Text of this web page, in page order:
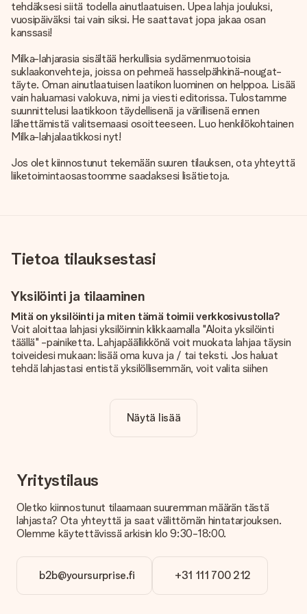
tehdäksesi siitä todella ainutlaatuisen. Upea lahja jouluksi,
vuosipäiväksi tai vain siksi. He saattavat jopa jakaa osan
kanssasi!
Milka-lahjarasia sisältää herkullisia sydämenmuotoisia
suklaakonvehteja, joissa on pehmeä hasselpähkinä-nougat-
täyte. Oman ainutlaatuisen laatikon luominen on helppoa. Lisää
vain haluamasi valokuva, nimi ja viesti editorissa. Tulostamme
suunnittelusi laatikkoon täydellisenä ja värillisenä ennen
lähettämistä valitsemaasi osoitteeseen. Luo henkilökohtainen
Milka-lahjalaatikkosi nyt!
Jos olet kiinnostunut tekemään suuren tilauksen, ota yhteyttä
liiketoimintaosastoomme saadaksesi lisätietoja.
Tietoa tilauksestasi
Yksilöinti ja tilaaminen
Mitä on yksilöinti ja miten tämä toimii verkkosivustolla?
Voit aloittaa lahjasi yksilöinnin klikkaamalla "Aloita yksilöinti
täällä" -painiketta. Lahjapäällikkönä voit muokata lahjaa täysin
toiveidesi mukaan: lisää oma kuva ja / tai teksti. Jos haluat
tehdä lahjastasi entistä yksilöllisemmän, voit valita siihen
Sisältyykö yksilöinti hintaan?
Sivustolla näkyvä hinta sisältää lahjasi yksilöinnin. Hauskaa ja
Haluamme varmistaa, että olet täysin tyytyväinen lahjaasi.
Siksi on tärkeää käyttää korkealaatuisia valokuvia. Jos olet
asiakaspalvelutiimiimme ja liitä valokuva tilaamasi lahjan
mukana. He voivat sitten tarkistaa laadun puolestasi!
Voit ladata editoriin JPG- ja PNG-tiedostoja. Vai onko sinulla
kuva eri formaatissa? Ota yhteyttä asiakaspalveluun. He
auttavat sinua mielellään, jotta voit tehdä haluamasi lahjan!
Näytä lisää
Yritystilaus
Oletko kiinnostunut tilaamaan suuremman määrän tästä
lahjasta? Ota yhteyttä ja saat välittömän hintatarjouksen.
Olemme käytettävissä arkisin klo 9:30-18:00.
b2b@yoursurprise.fi +31 111 700 212